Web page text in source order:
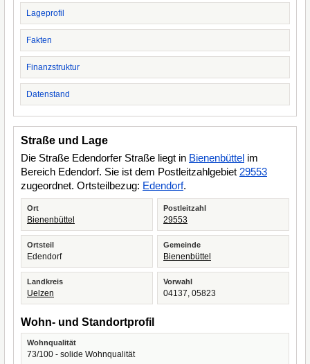
Lageprofil
Fakten
Finanzstruktur
Datenstand
Straße und Lage
Die Straße Edendorfer Straße liegt in Bienenbüttel im
Bereich Edendorf. Sie ist dem Postleitzahlgebiet 29553
zugeordnet. Ortsteilbezug: Edendorf.
Ort
Bienenbüttel
Postleitzahl
29553
Ortsteil
Edendorf
Gemeinde
Bienenbüttel
Landkreis
Uelzen
Vorwahl
04137, 05823
Wohn- und Standortprofil
Wohnqualität
73/100 - solide Wohnqualität